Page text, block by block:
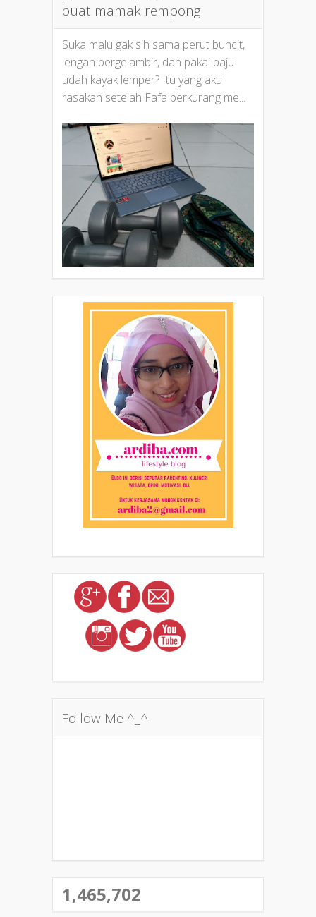
buat mamak rempong
Suka malu gak sih sama perut buncit,
lengan bergelambir, dan pakai baju
udah kayak lemper? Itu yang aku
rasakan setelah Fafa berkurang me...
Follow Me ^_^
1,465,702